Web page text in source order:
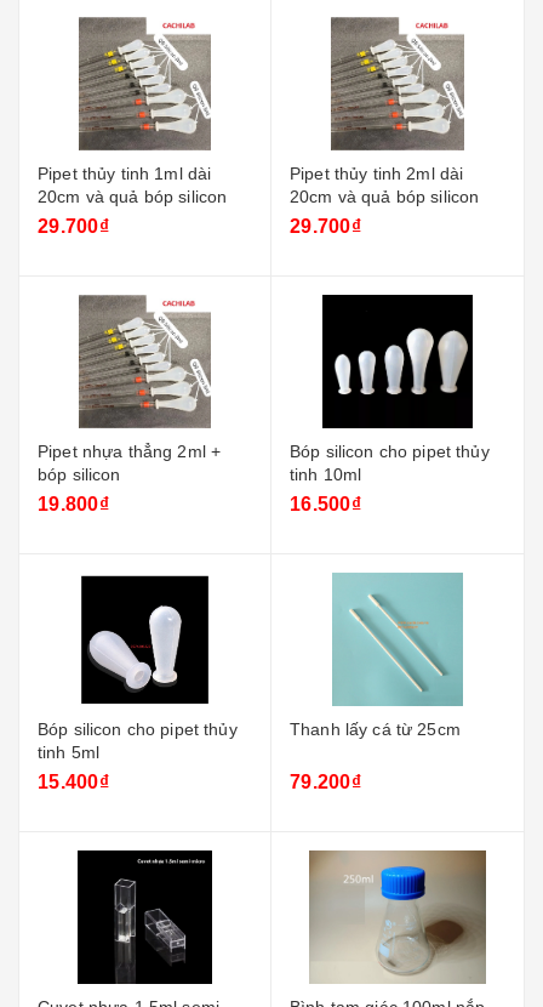
Pipet thủy tinh 1ml dài
20cm và quả bóp silicon
29.700₫
Pipet thủy tinh 2ml dài
20cm và quả bóp silicon
29.700₫
Pipet nhựa thẳng 2ml +
bóp silicon
19.800₫
Bóp silicon cho pipet thủy
tinh 10ml
16.500₫
Bóp silicon cho pipet thủy
tinh 5ml
15.400₫
Thanh lấy cá từ 25cm
79.200₫